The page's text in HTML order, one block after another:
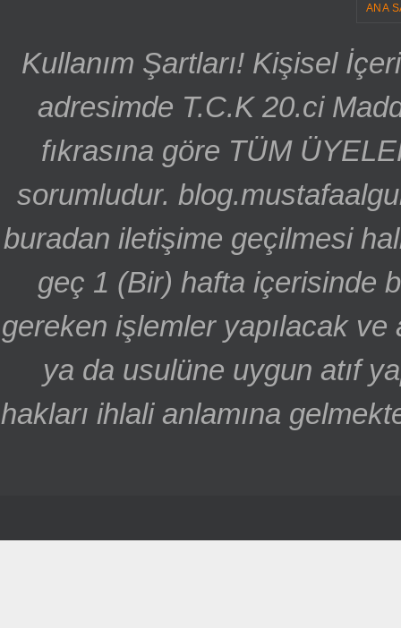
ANA
Kullanım Şartları! Kişisel
adresimde T.C.K 20.ci
fıkrasına göre TÜM
sorumludur.
buradan iletişime geçilmesi
geç 1 (Bir) hafta içerisinde
gereken işlemler yapılacak ve
ya da usulüne uygun atıf
hakları ihlali anlamına